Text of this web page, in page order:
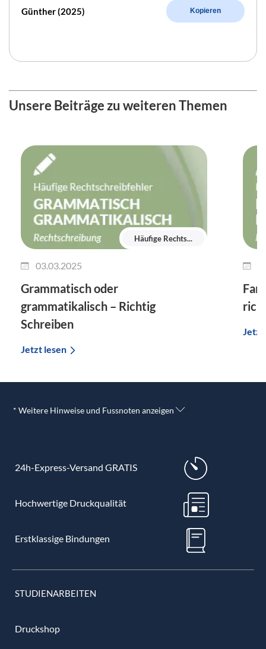
Günther (2025) Kopieren
Unsere Beiträge zu weiteren Themen
Häufige Rechts...
03.03.2025
Grammatisch oder
grammatikalisch – Richtig
Schreiben
Jetzt lesen
* Weitere Hinweise und Fussnoten anzeigen
24h-Express-Versand GRATIS
Hochwertige Druckqualität
Erstklassige Bindungen
STUDIENARBEITEN
Druckshop